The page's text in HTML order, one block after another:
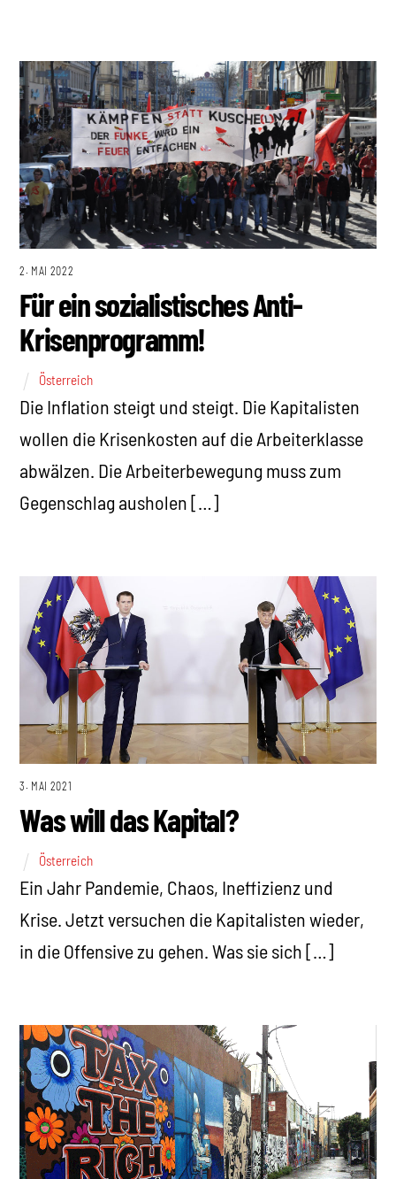
2. MAI 2022
Für ein sozialistisches Anti-
Krisenprogramm!
Österreich
Die Inflation steigt und steigt. Die Kapitalisten
wollen die Krisenkosten auf die Arbeiterklasse
abwälzen. Die Arbeiterbewegung muss zum
Gegenschlag ausholen […]
3. MAI 2021
Was will das Kapital?
Österreich
Ein Jahr Pandemie, Chaos, Ineffizienz und
Krise. Jetzt versuchen die Kapitalisten wieder,
in die Offensive zu gehen. Was sie sich […]